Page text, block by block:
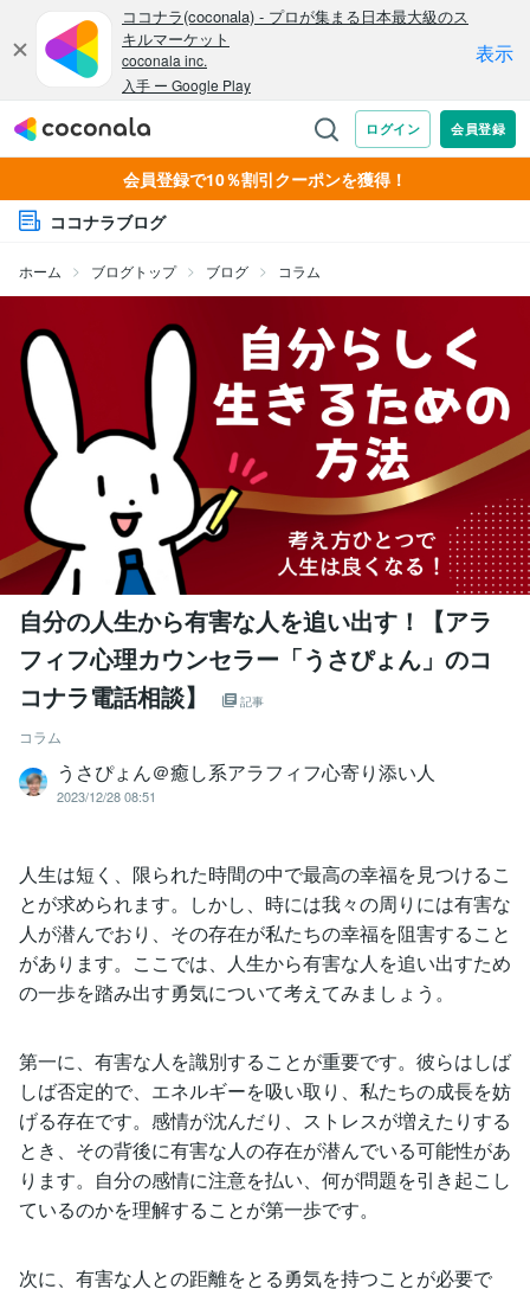
会員登録で10％割引クーポンを獲得！
ココナラブログ
ホーム ブログトップ ブログ コラム
自分の人生から有害な人を追い出す！【アラ
フィフ心理カウンセラー「うさぴょん」のコ
コナラ電話相談】
記事
コラム
うさぴょん＠癒し系アラフィフ心寄り添い人
2023/12/28 08:51
人生は短く、限られた時間の中で最高の幸福を見つけるこ
とが求められます。しかし、時には我々の周りには有害な
人が潜んでおり、その存在が私たちの幸福を阻害すること
があります。ここでは、人生から有害な人を追い出すため
の一歩を踏み出す勇気について考えてみましょう。
第一に、有害な人を識別することが重要です。彼らはしば
しば否定的で、エネルギーを吸い取り、私たちの成長を妨
げる存在です。感情が沈んだり、ストレスが増えたりする
とき、その背後に有害な人の存在が潜んでいる可能性があ
ります。自分の感情に注意を払い、何が問題を引き起こし
ているのかを理解することが第一歩です。
次に、有害な人との距離をとる勇気を持つことが必要で